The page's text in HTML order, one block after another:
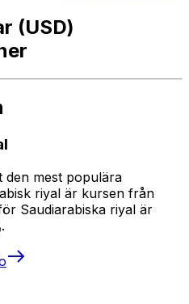
(USD)
den mest populära
riyal är kursen från
Saudiarabiska riyal är
SAR. Valutasymbolen är ﷼.